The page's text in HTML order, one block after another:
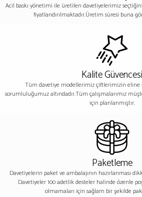
Acil baskı yönetimi ile üretilen davetiyelerimiz
fiyatlandırılmaktadır.Üretim süresi buna
Kalite Güvencesi
Tüm davetiye modellerimiz çiftlerimizin eline
sorumluluğumuz altındadır.Tüm çalışmalarımız
için planlanmıştır.
Paketleme
Davetiyelerin paket ve ambalajının hazırlanması
Davetiyeler 100 adetlik desteler halinde özenle
olmamaları için sağlam bir şekilde